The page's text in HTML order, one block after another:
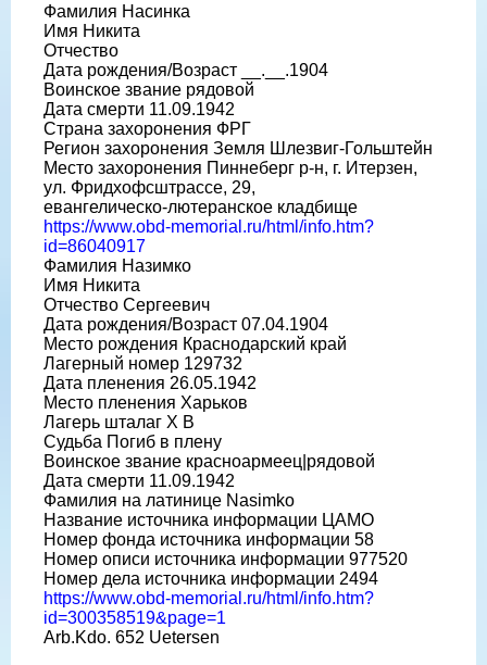
Фамилия Насинка
Имя Никита
Отчество
Дата рождения/Возраст __.__.1904
Воинское звание рядовой
Дата смерти 11.09.1942
Страна захоронения ФРГ
Регион захоронения Земля Шлезвиг-Гольштейн
Место захоронения Пиннеберг р-н, г. Итерзен,
ул. Фридхофсштрассе, 29,
евангелическо-лютеранское кладбище
https://www.obd-memorial.ru/html/info.htm?
id=86040917
Фамилия Назимко
Имя Никита
Отчество Сергеевич
Дата рождения/Возраст 07.04.1904
Место рождения Краснодарский край
Лагерный номер 129732
Дата пленения 26.05.1942
Место пленения Харьков
Лагерь шталаг X B
Судьба Погиб в плену
Воинское звание красноармеец|рядовой
Дата смерти 11.09.1942
Фамилия на латинице Nasimko
Название источника информации ЦАМО
Номер фонда источника информации 58
Номер описи источника информации 977520
Номер дела источника информации 2494
https://www.obd-memorial.ru/html/info.htm?
id=300358519&page=1
Arb.Kdo. 652 Uetersen